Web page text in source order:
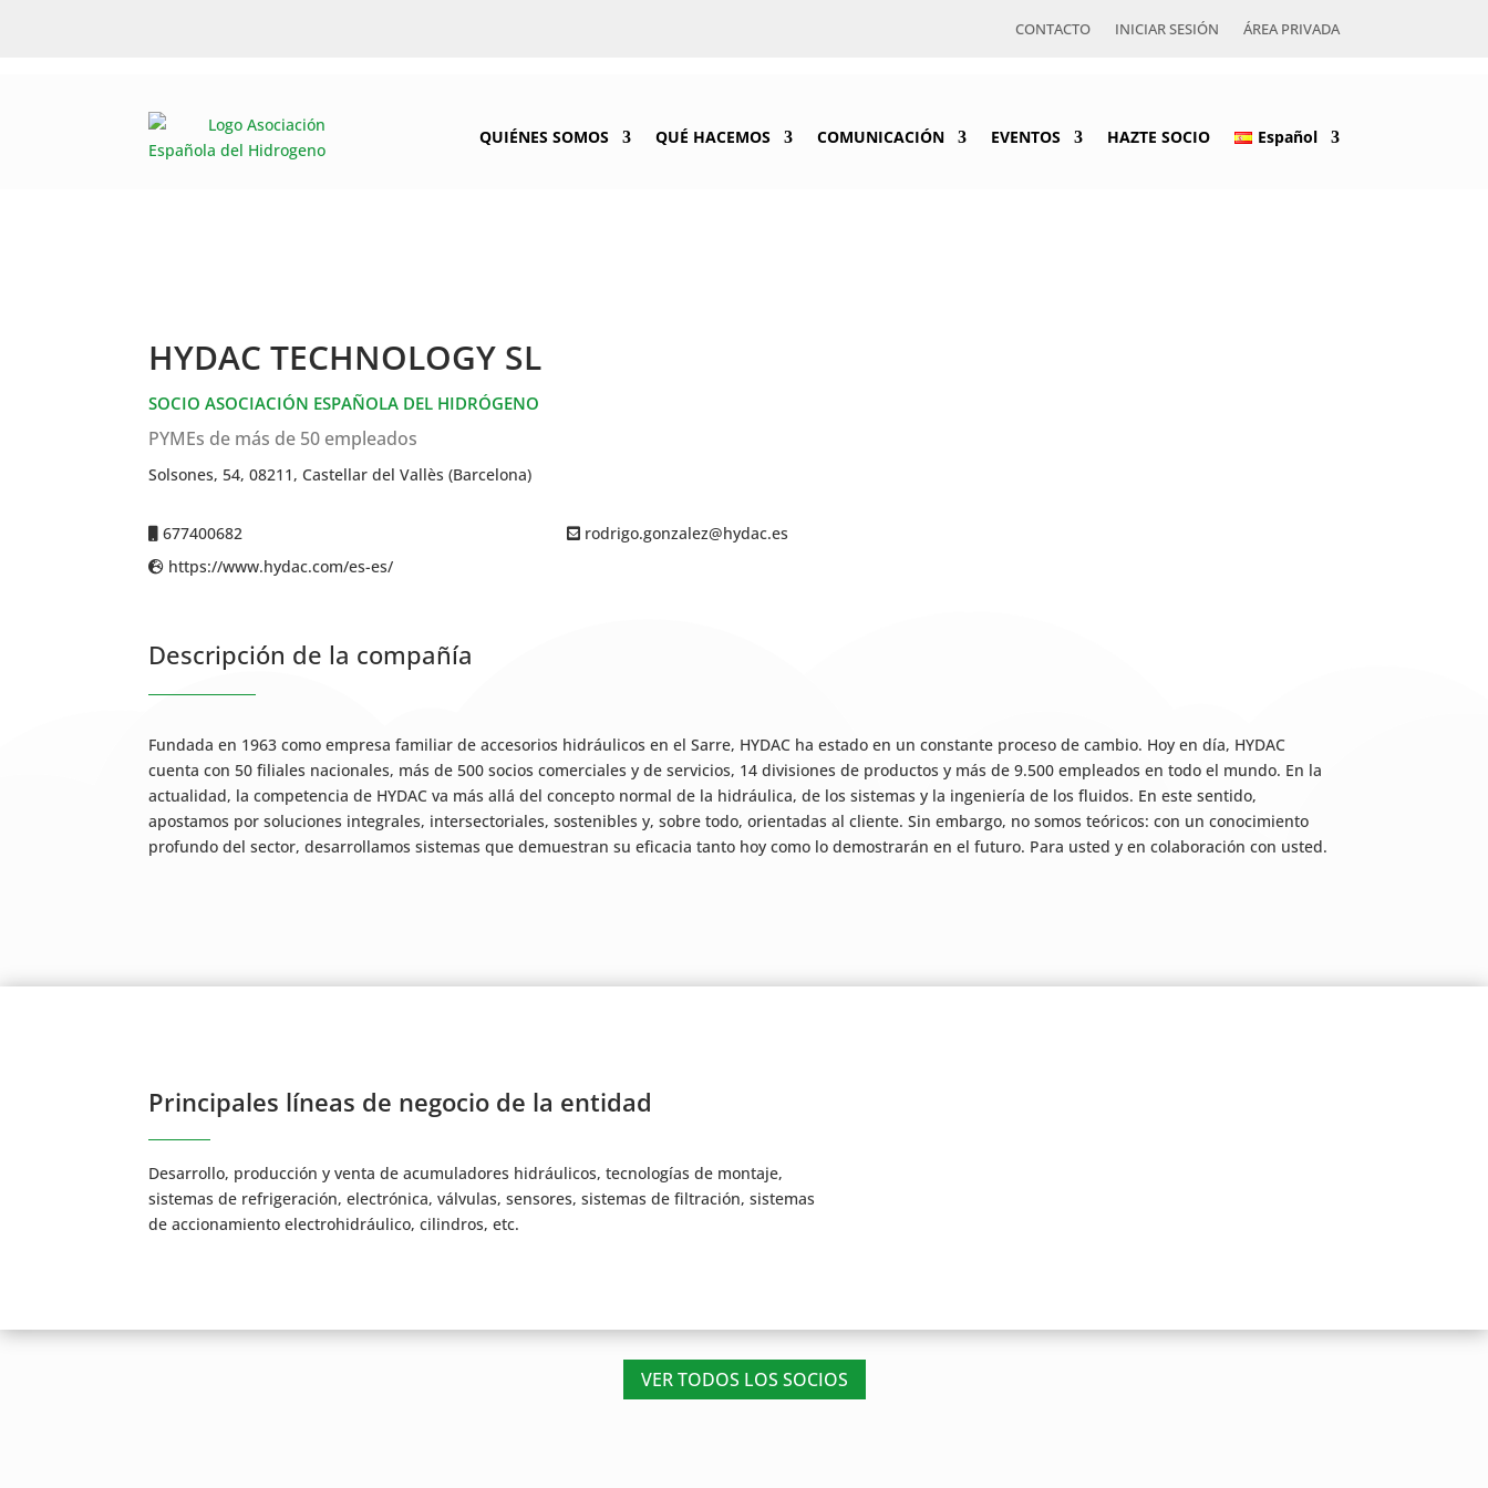
CONTACTO INICIAR SESIÓN ÁREA PRIVADA
QUIÉNES SOMOS QUÉ HACEMOS COMUNICACIÓN EVENTOS HAZTE SOCIO Español
HYDAC TECHNOLOGY SL
SOCIO ASOCIACIÓN ESPAÑOLA DEL HIDRÓGENO
PYMEs de más de 50 empleados
Solsones, 54, 08211, Castellar del Vallès (Barcelona)
677400682
https://www.hydac.com/es-es/
rodrigo.gonzalez@hydac.es
Descripción de la compañía
Fundada en 1963 como empresa familiar de accesorios hidráulicos en el Sarre, HYDAC ha estado en un constante proceso de cambio. Hoy en día, HYDAC
cuenta con 50 filiales nacionales, más de 500 socios comerciales y de servicios, 14 divisiones de productos y más de 9.500 empleados en todo el mundo. En la
actualidad, la competencia de HYDAC va más allá del concepto normal de la hidráulica, de los sistemas y la ingeniería de los fluidos. En este sentido,
apostamos por soluciones integrales, intersectoriales, sostenibles y, sobre todo, orientadas al cliente. Sin embargo, no somos teóricos: con un conocimiento
profundo del sector, desarrollamos sistemas que demuestran su eficacia tanto hoy como lo demostrarán en el futuro. Para usted y en colaboración con usted.
Principales líneas de negocio de la entidad
Desarrollo, producción y venta de acumuladores hidráulicos, tecnologías de montaje,
sistemas de refrigeración, electrónica, válvulas, sensores, sistemas de filtración, sistemas
de accionamiento electrohidráulico, cilindros, etc.
VER TODOS LOS SOCIOS